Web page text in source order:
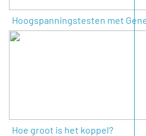
Hoogspanningstesten met
Hoe groot is het koppel?